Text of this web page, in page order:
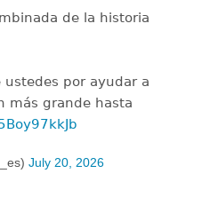
de la historia
ustedes por ayudar a
más grande hasta
July 20, 2026